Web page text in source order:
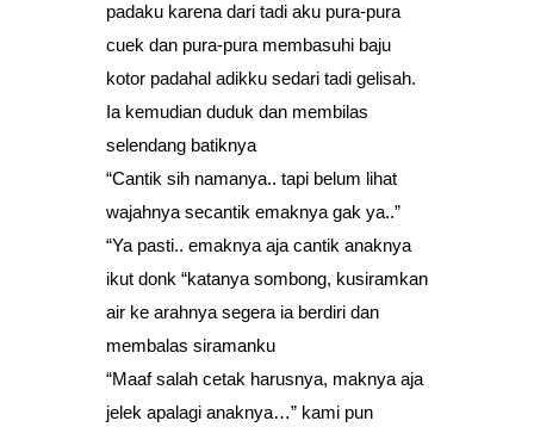
padaku karena dari tadi aku pura-pura
cuek dan pura-pura membasuhi baju
kotor padahal adikku sedari tadi gelisah.
Ia kemudian duduk dan membilas
selendang batiknya
“Cantik sih namanya.. tapi belum lihat
wajahnya secantik emaknya gak ya..”
“Ya pasti.. emaknya aja cantik anaknya
ikut donk “katanya sombong, kusiramkan
air ke arahnya segera ia berdiri dan
membalas siramanku
“Maaf salah cetak harusnya, maknya aja
jelek apalagi anaknya…” kami pun